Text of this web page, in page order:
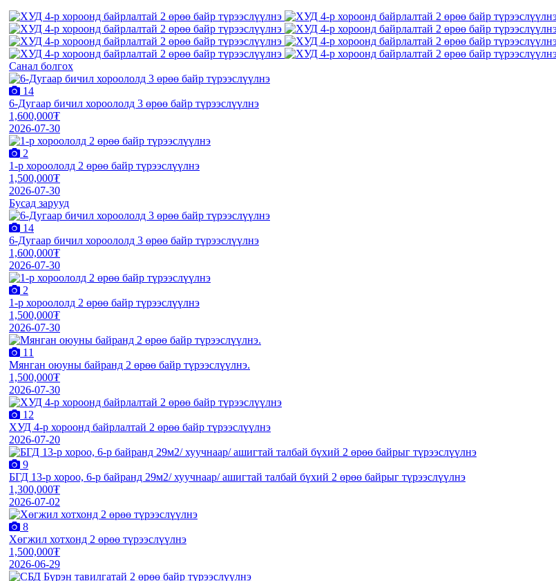
Санал болгох
14
6-Дугаар бичил хороололд 3 өрөө байр түрээслүүлнэ
1,600,000₮
2026-07-30
2
1-р хороололд 2 өрөө байр түрээслүүлнэ
1,500,000₮
2026-07-30
Бусад зарууд
14
6-Дугаар бичил хороололд 3 өрөө байр түрээслүүлнэ
1,600,000₮
2026-07-30
2
1-р хороололд 2 өрөө байр түрээслүүлнэ
1,500,000₮
2026-07-30
11
Мянган оюуны байранд 2 өрөө байр түрээслүүлнэ.
1,500,000₮
2026-07-30
12
ХУД 4-р хороонд байрлалтай 2 өрөө байр түрээслүүлнэ
2026-07-20
9
БГД 13-р хороо, 6-р байранд 29м2/ хуучнаар/ ашигтай талбай бүхий 2 өрөө байрыг түрээслүүлнэ
1,300,000₮
2026-07-02
8
Хөгжил хотхонд 2 өрөө түрээслүүлнэ
1,500,000₮
2026-06-29